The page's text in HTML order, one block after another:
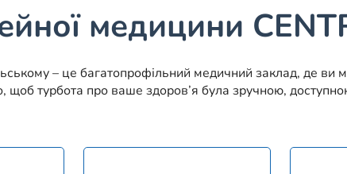
медицини
– це багатопрофільний медичний заклад, де ви
щоб турбота про ваше здоров’я була зручною,